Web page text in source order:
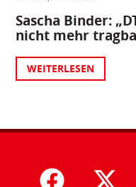
Sascha Binder:
nicht mehr
WEITERLESEN